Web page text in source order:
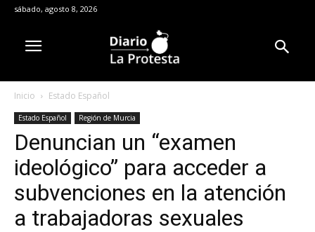
sábado, agosto 8, 2026
Inicio Estado Español
Estado Español Región de Murcia
Denuncian un “examen
ideológico” para acceder a
subvenciones en la atención
a trabajadoras sexuales